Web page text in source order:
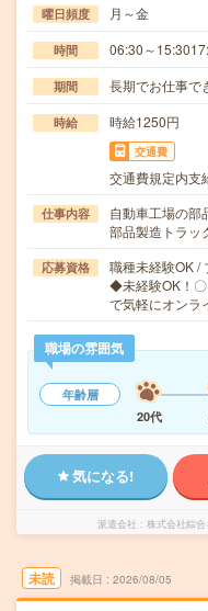
曜日頻度 月～金
時間 06:30～
期間 長期でお仕事で
時給 時給1250円
交通費
交通費規定内支
仕事内容
自動車工場の部
部品製造トラッ
応募資格
職種未経験OK /
◆未経験OK！〇
で気軽にオン
職場の雰囲気
年齢層
20代
気になる!
派遣会社 株式会社綜
未読 掲載日 2026/08/05